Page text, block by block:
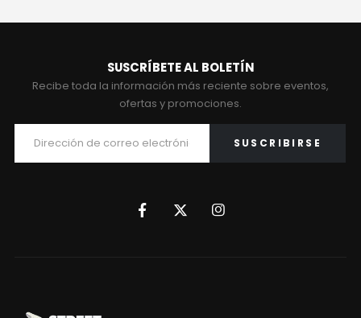
SUSCRÍBETE AL BOLETÍN
Recibe toda la información más reciente sobre eventos,
ofertas y promociones.